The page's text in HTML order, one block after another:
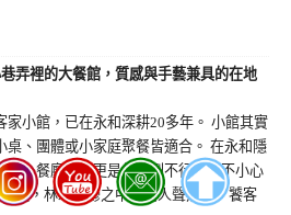
弄裡的大餐館，質感與手藝兼具的在地
家小館，已在永和深耕20多年。 小館其實
桌、團體或小家庭聚餐皆適合。 在永和隱
院；餐廳大門更是低調到不行，一不小心
庭，林木鬱鬱之中就聞人聲鼎沸，饕客